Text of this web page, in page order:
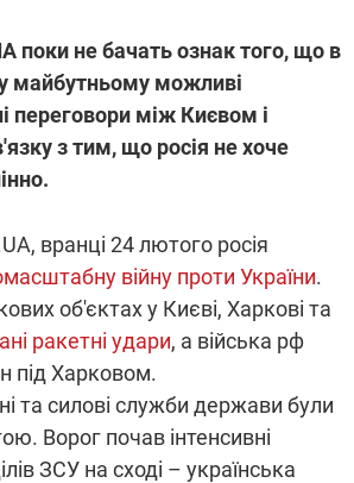
поки не бачать ознак того, що в
майбутньому можливі
переговори між Києвом і
з тим, що росія не хоче
вранці 24 лютого росія
війну проти України.
об'єктах у Києві, Харкові та
ракетні удари, а війська рф
під Харковом.
та силові служби держави були
Ворог почав інтенсивні
ЗСУ на сході – українська